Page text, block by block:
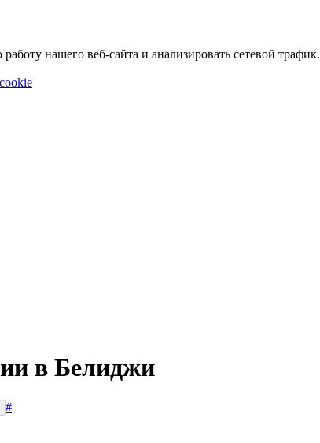
нашего веб-сайта и анализировать сетевой трафик.
в Белиджи
#